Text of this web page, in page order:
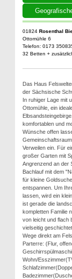
01824 Rosenthal
Ottomühle 6
Telefon: 0173
32 Betten +
Das Haus
der Sächsische
In ruhiger Lage mit
Ottomühle, ein
komfortablen und
Wünsche offen
Verweilen ein. Für
großer Garten mit
Angrenzend an der
Bachlauf mit dem
für kleine
entspannen. Um
lassen, wird ein
ist gerade die
kompletten Familie
von leicht und flach
vielseitig
Wege direkt am
Parterre: (Flur,
Wohn/